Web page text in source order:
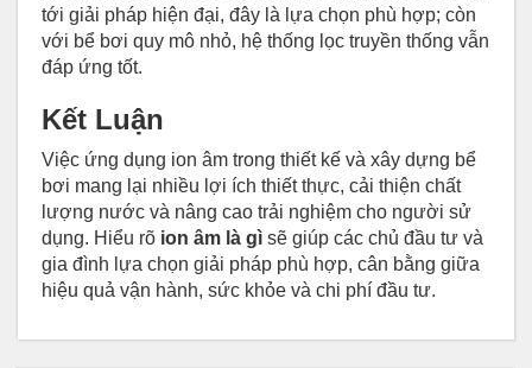
tới giải pháp hiện đại, đây là lựa chọn phù hợp; còn
với bể bơi quy mô nhỏ, hệ thống lọc truyền thống vẫn
đáp ứng tốt.
Kết Luận
Việc ứng dụng ion âm trong thiết kế và xây dựng bể
bơi mang lại nhiều lợi ích thiết thực, cải thiện chất
lượng nước và nâng cao trải nghiệm cho người sử
dụng. Hiểu rõ ion âm là gì sẽ giúp các chủ đầu tư và
gia đình lựa chọn giải pháp phù hợp, cân bằng giữa
hiệu quả vận hành, sức khỏe và chi phí đầu tư.